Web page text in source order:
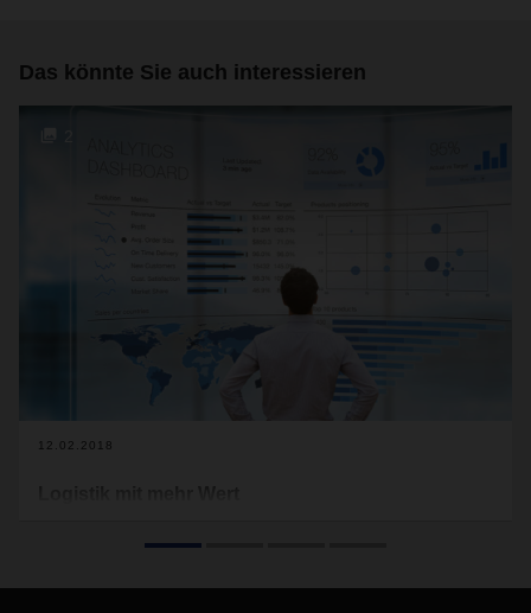
Das könnte Sie auch interessieren
12.02.2018